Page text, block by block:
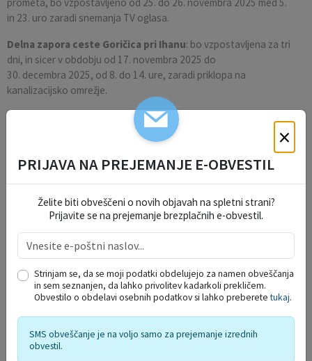
in 23. uro zaradi snemanja TV oglasa.
Delna zapora ceste Goričica pri Ihanu: bo vzpostavljena za tri
dni, in sicer v obdobju od 17. novembra 2025 do
30. decembra 2025, od 8. do 14. ure, zaradi priklopa na
kanalizacijsko omrežje.
ŽUPANJIN KOLEDAR
19
AVG.
Obisk mladih na gasilskem taboru v
Radencih ob Kolpi
30
AVG.
DAN DOMŽALSKIH PLANINCEV
Prikaži več
INFORMATIVNI BILTENI
×
PRIJAVA NA PREJEMANJE E-OBVESTIL
Želite biti obveščeni o novih objavah na spletni strani?
Prijavite se na prejemanje brezplačnih e-obvestil.
Strinjam se, da se moji podatki obdelujejo za namen obveščanja
in sem seznanjen, da lahko privolitev kadarkoli prekličem.
Obvestilo o obdelavi osebnih podatkov si lahko preberetetukaj.
SMS obveščanje je na voljo samo za prejemanje izrednih
obvestil.